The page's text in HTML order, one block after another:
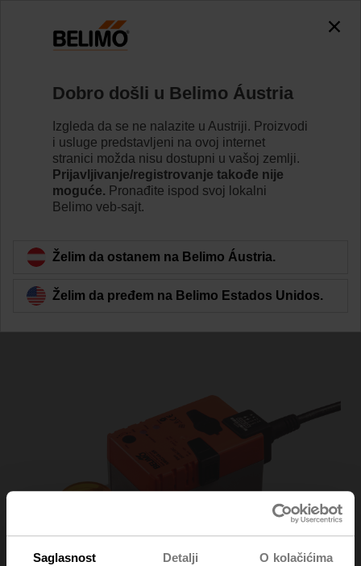
Saglasnost Detalji O kolačićima
accessing the absolute URL
"https://www.belimo.com/at/sr_RS/~mgnlArea=cookies~".
https://www.belimo.com/at/sr_RS/~mgnlArea=cookies~
Početak Pokretači Brzi pokretači
NMQ24A-SR
Dobro došli u Belimo Áustria
Izgleda da se ne nalazite u Austriji. Proizvodi
i usluge predstavljeni na ovoj internet
stranici možda nisu dostupni u vašoj zemlji.
Prijavljivanje/registrovanje takođe nije
moguće. Pronađite ispod svoj lokalni
Belimo veb-sajt.
Želim da ostanem na Belimo Áustria.
Želim da pređem na Belimo Estados Unidos.